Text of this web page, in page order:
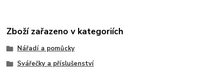
Zboží zařazeno v kategoriích
Nářadí a pomůcky
Svářečky a příslušenství